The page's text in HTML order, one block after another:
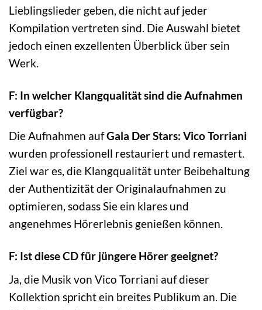
Lieblingslieder geben, die nicht auf jeder
Kompilation vertreten sind. Die Auswahl bietet
jedoch einen exzellenten Überblick über sein
Werk.
F: In welcher Klangqualität sind die Aufnahmen
verfügbar?
Die Aufnahmen aufGala Der Stars: Vico Torriani
wurden professionell restauriert und remastert.
Ziel war es, die Klangqualität unter Beibehaltung
der Authentizität der Originalaufnahmen zu
optimieren, sodass Sie ein klares und
angenehmes Hörerlebnis genießen können.
F: Ist diese CD für jüngere Hörer geeignet?
Ja, die Musik von Vico Torriani auf dieser
Kollektion spricht ein breites Publikum an. Die